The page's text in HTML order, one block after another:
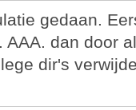
gedaan.
AAA. dan door
dir's